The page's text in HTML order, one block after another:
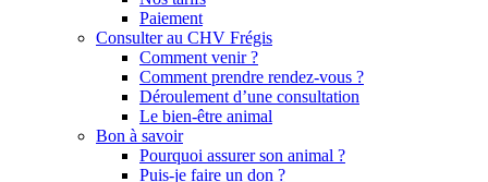
Paiement
Consulter au CHV Frégis
Comment venir ?
Comment prendre rendez-vous ?
Déroulement d’une consultation
Le bien-être animal
Bon à savoir
Pourquoi assurer son animal ?
Puis-je faire un don ?